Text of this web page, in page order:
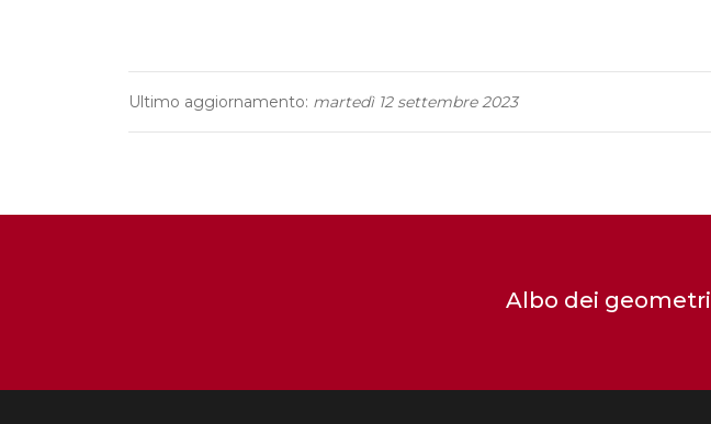
Ultimo aggiornamento: martedì 12 settembre 2023
Albo dei geometri